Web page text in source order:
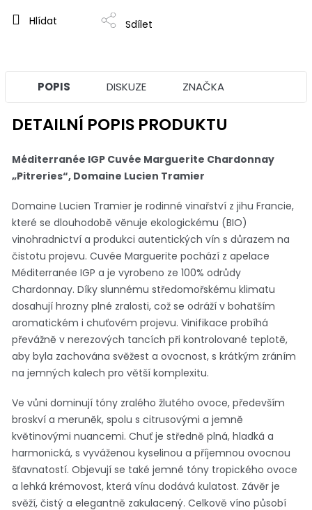
Hlídat Sdílet
POPIS DISKUZE ZNAČKA
DETAILNÍ POPIS PRODUKTU
Méditerranée IGP Cuvée Marguerite Chardonnay
„Pitreries“, Domaine Lucien Tramier
Domaine Lucien Tramier je rodinné vinařství z jihu Francie,
které se dlouhodobě věnuje ekologickému (BIO)
vinohradnictví a produkci autentických vín s důrazem na
čistotu projevu. Cuvée Marguerite pochází z apelace
Méditerranée IGP a je vyrobeno ze 100% odrůdy
Chardonnay. Díky slunnému středomořskému klimatu
dosahují hrozny plné zralosti, což se odráží v bohatším
aromatickém i chuťovém projevu. Vinifikace probíhá
převážně v nerezových tancích při kontrolované teplotě,
aby byla zachována svěžest a ovocnost, s krátkým zráním
na jemných kalech pro větší komplexitu.
Ve vůni dominují tóny zralého žlutého ovoce, především
broskví a meruněk, spolu s citrusovými a jemně
květinovými nuancemi. Chuť je středně plná, hladká a
harmonická, s vyváženou kyselinou a příjemnou ovocnou
šťavnatostí. Objevují se také jemné tóny tropického ovoce
a lehká krémovost, která vínu dodává kulatost. Závěr je
svěží, čistý a elegantně zakulacený. Celkově víno působí